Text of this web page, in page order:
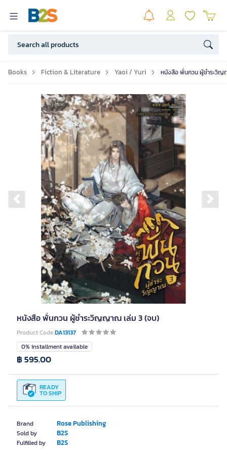
Books Fiction & Literature Yaoi / Yuri หนังสือ พั่นกวน ผู้ชำระวิ
Previous slide
หนังสือ พั่นกวน ผู้ชำระวิญญาณ เล่ม 3 (จบ)
Product CodeDA13137
Brand Rose Publishing
Sold by B2S
Fulfilled by B2S
0% installment available
READY
TO SHIP
฿ 595.00